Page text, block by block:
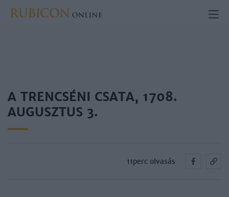
A TRENCSÉNI CSATA, 1708.
AUGUSZTUS 3.
11perc olvasás